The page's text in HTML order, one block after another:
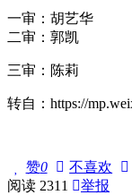
一审：胡艺华
二审：郭凯
三审：陈莉
转自：https://
赞0 不喜欢
阅读 2311 举报